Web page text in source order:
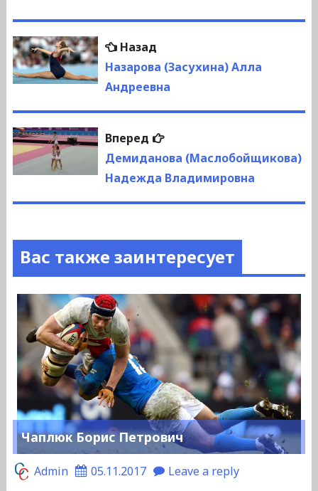
Навигация
по
НазадПредыдущая
запись:
Назарова (Засухина) Алла
Андреевна
Вперед
Следующая
запись:
Демиданова (Маслобойщикова)
Надежда Владимировна
Вас также заинтересует
Чаплюк Борис Петрович
Admin 05.11.2017 Leave a reply